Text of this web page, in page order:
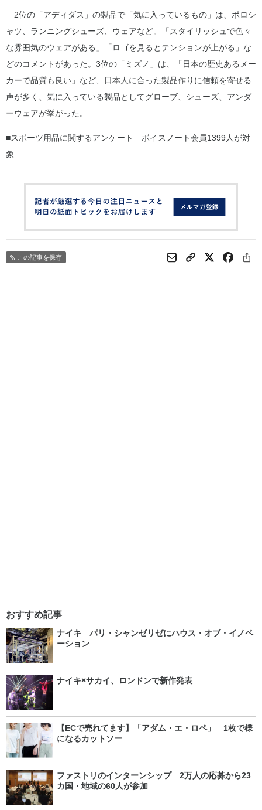
2位の「アディダス」の製品で「気に入っているもの」は、ポロシ
ャツ、ランニングシューズ、ウェアなど。「スタイリッシュで色々
な雰囲気のウェアがある」「ロゴを見るとテンションが上がる」な
どのコメントがあった。3位の「ミズノ」は、「日本の歴史あるメー
カーで品質も良い」など、日本人に合った製品作りに信頼を寄せる
声が多く、気に入っている製品としてグローブ、シューズ、アンダ
ーウェアが挙がった。
■スポーツ用品に関するアンケート ボイスノート会員1399人が対
象
この記事を保存
おすすめ記事
ナイキ パリ・シャンゼリゼにハウス・オブ・イノベ
ーション
ナイキ×サカイ、ロンドンで新作発表
【ECで売れてます】「アダム・エ・ロペ」 1枚で様
になるカットソー
ファストリのインターンシップ 2万人の応募から23
カ国・地域の60人が参加